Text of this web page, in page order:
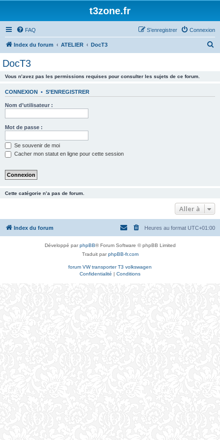
t3zone.fr
FAQ Connexion
S’enregistrer
Index du forum ATELIER DocT3
DocT3
Vous n’avez pas les permissions requises pour consulter les sujets de ce forum.
CONNEXION • S’ENREGISTRER
Nom d’utilisateur :
Mot de passe :
Se souvenir de moi
Cacher mon statut en ligne pour cette session
Cette catégorie n’a pas de forum.
Aller à
Index du forum Heures au format UTC+01:00
Développé parphpBB® Forum Software © phpBB Limited
Traduit parphpBB-fr.com
forum VW transporter T3 volkswagen
Confidentialité | Conditions